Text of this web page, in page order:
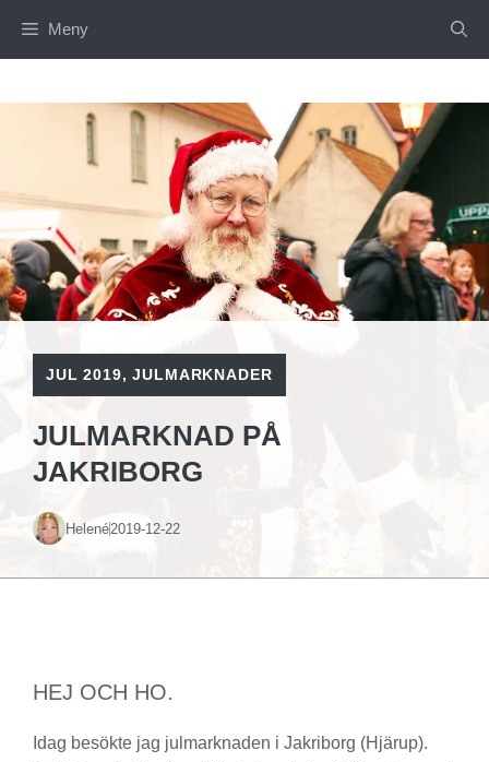
Meny
JUL 2019,JULMARKNADER
JULMARKNAD PÅ
JAKRIBORG
Helené2019-12-22
HEJ OCH HO.
Idag besökte jag julmarknaden i Jakriborg (Hjärup).